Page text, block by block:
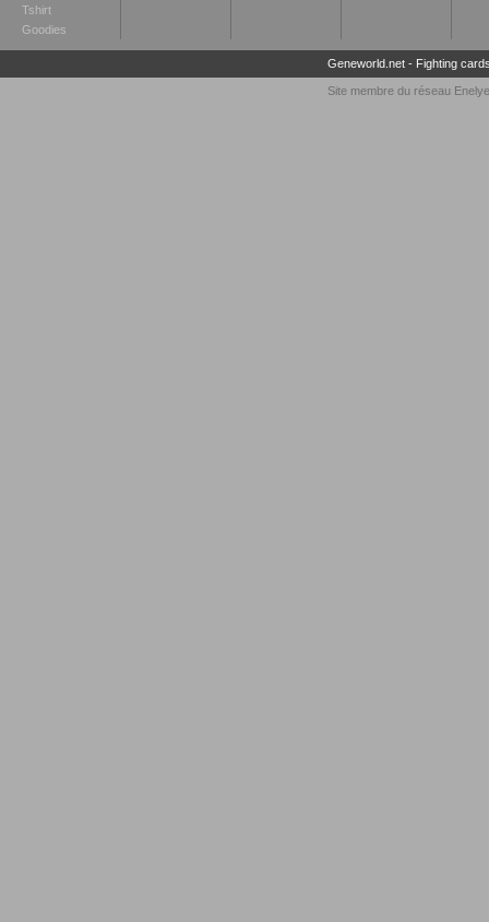
Tshirt
Goodies
Geneworld.net- Fighting
Site membre du réseau Enelye